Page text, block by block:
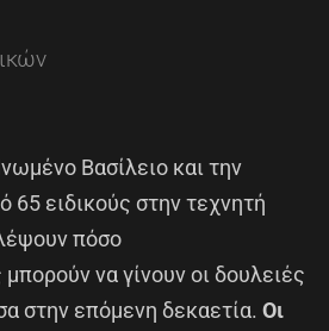
Βασίλειο και την
65 ειδικούς στην τεχνητή
πόσο
να γίνουν οι δουλειές
στην επόμενη δεκαετία. Οι